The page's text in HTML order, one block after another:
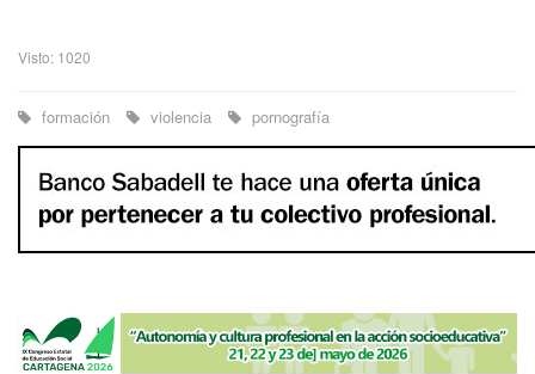
Visto: 1020
formación violencia pornografía